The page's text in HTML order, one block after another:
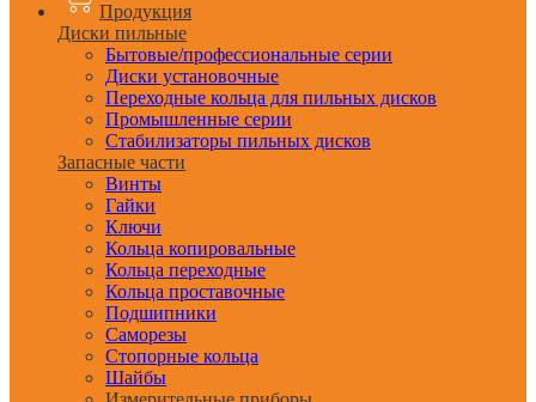
Продукция
Диски пильные
Бытовые/профессиональные серии
Диски установочные
Переходные кольца для пильных дисков
Промышленные серии
Стабилизаторы пильных дисков
Запасные части
Винты
Гайки
Ключи
Кольца копировальные
Кольца переходные
Кольца проставочные
Подшипники
Саморезы
Стопорные кольца
Шайбы